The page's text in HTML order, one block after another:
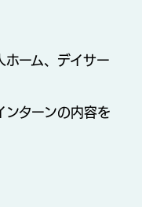
ホーム、デイサー
ンターンの内容を